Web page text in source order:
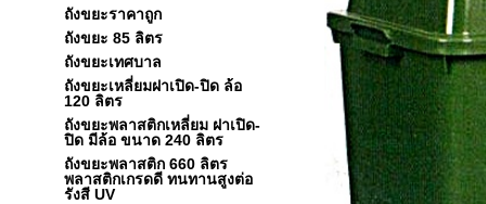
ถังขยะราคาถูก
ถังขยะ 85 ลิตร
ถังขยะเทศบาล
ถังขยะเหลี่ยมฝาเปิด-ปิด ล้อ
120 ลิตร
ถังขยะพลาสติกเหลี่ยม ฝาเปิด-
ปิด มีล้อ ขนาด 240 ลิตร
ถังขยะพลาสติก 660 ลิตร
พลาสติกเกรดดี ทนทานสูงต่อ
รังสี UV